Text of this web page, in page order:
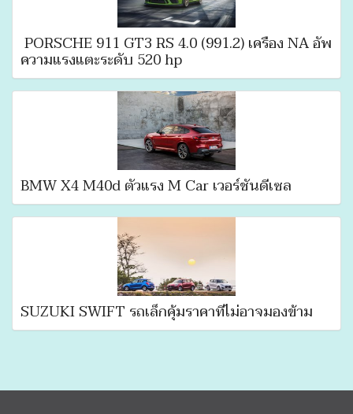
PORSCHE 911 GT3 RS 4.0 (991.2) เครื่อง NA อัพ
ความแรงแตะระดับ 520 hp
BMW X4 M40d ตัวแรง M Car เวอร์ชั่นดีเซล
SUZUKI SWIFT รถเล็กคุ้มราคาที่ไม่อาจมองข้าม